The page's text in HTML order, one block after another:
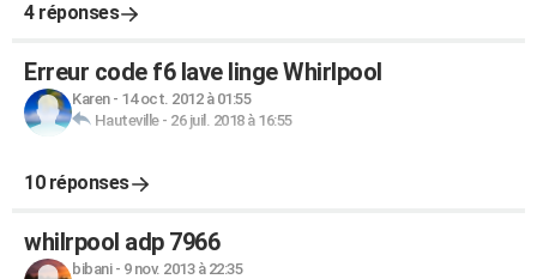
4 réponses
Erreur code f6 lave linge Whirlpool
Karen- 14 oct. 2012 à 01:55
Hauteville- 26 juil. 2018 à 16:55
10 réponses
whilrpool adp 7966
bibani- 9 nov. 2013 à 22:35